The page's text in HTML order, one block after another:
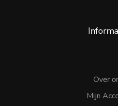
Over
Mijn